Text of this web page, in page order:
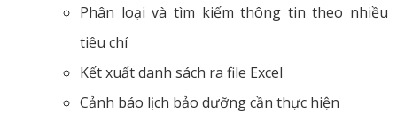
Phân loại và tìm kiếm thông tin theo nhiều
tiêu chí
Kết xuất danh sách ra file Excel
Cảnh báo lịch bảo dưỡng cần thực hiện